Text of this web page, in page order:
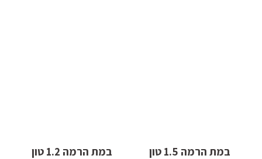
במת הרמה 1.5 טון
במת הרמה 1.2 טון